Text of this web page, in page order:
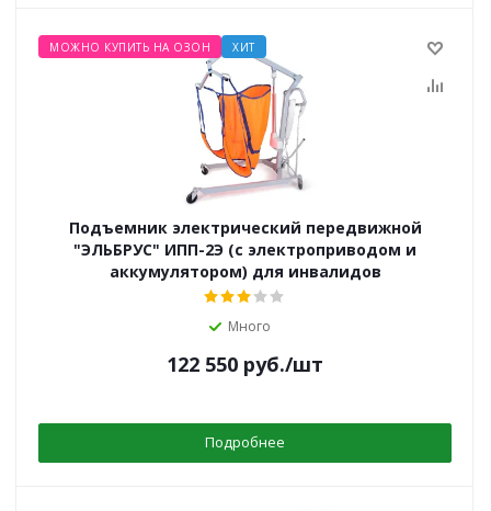
МОЖНО КУПИТЬ НА ОЗОН ХИТ
Подъемник электрический передвижной
"ЭЛЬБРУС" ИПП-2Э (с электроприводом и
аккумулятором) для инвалидов
Много
122 550 руб./шт
Подробнее